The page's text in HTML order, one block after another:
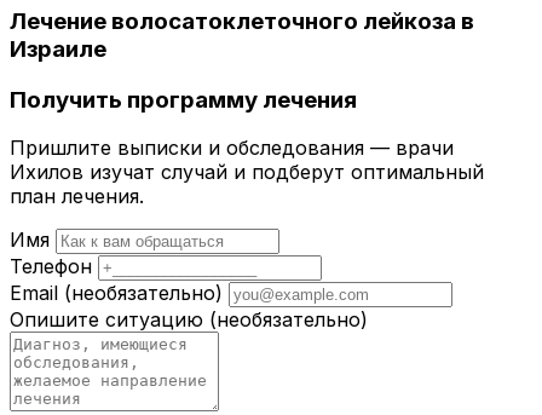
Лечение волосатоклеточного лейкоза в
Израиле
Получить программу лечения
Пришлите выписки и обследования — врачи
Ихилов изучат случай и подберут оптимальный
план лечения.
Имя
Телефон
Email (необязательно)
Опишите ситуацию (необязательно)